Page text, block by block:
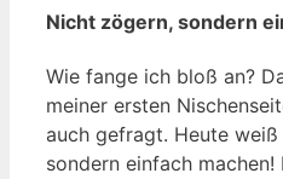
Nicht zögern, sondern
Wie fange ich bloß an?
meiner ersten
auch gefragt. Heute
sondern einfach